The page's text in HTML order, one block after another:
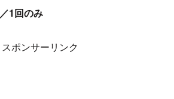
／1回のみ
スポンサーリンク